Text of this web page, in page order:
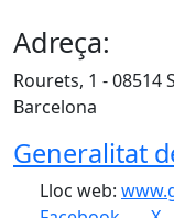
Adreça:
Rourets, 1 - 08514
Barcelona
Generalitat
Lloc web: